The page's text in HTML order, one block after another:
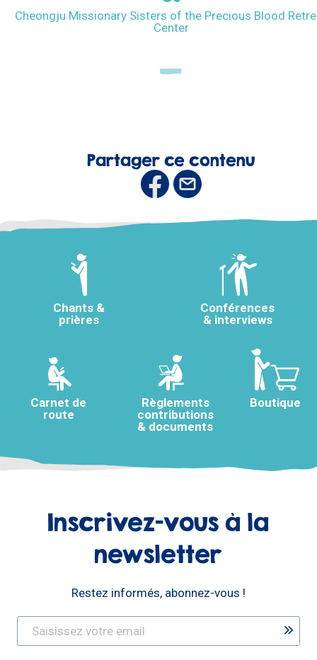
Cheongju Missionary Sisters of the Precious Blood
Center
Partager ce contenu
Chants &
prières
Conférences
& interviews
Carnet de
route
Règlements
contributions
& documents
Boutique
Inscrivez-vous à la
newsletter
Restez informés, abonnez-vous !